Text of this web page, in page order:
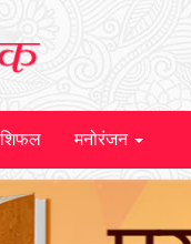
मनोरंजन